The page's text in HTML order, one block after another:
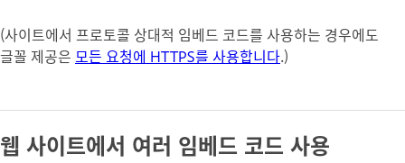
(사이트에서 프로토콜 상대적 임베드 코드를 사용하는 경우에도
글꼴 제공은 모든 요청에 HTTPS를 사용합니다.)
웹 사이트에서 여러 임베드 코드 사용